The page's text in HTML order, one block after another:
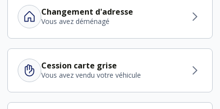
Changement d'adresse
Vous avez déménagé
Cession carte grise
Vous avez vendu votre véhicule